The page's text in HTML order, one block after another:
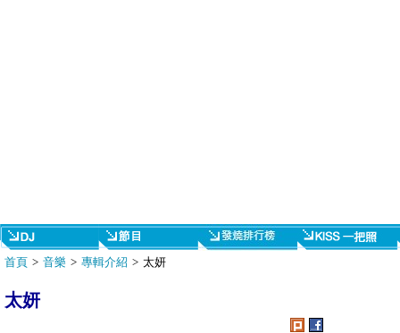
首頁 > 音樂 > 專輯介紹 > 太妍
太妍